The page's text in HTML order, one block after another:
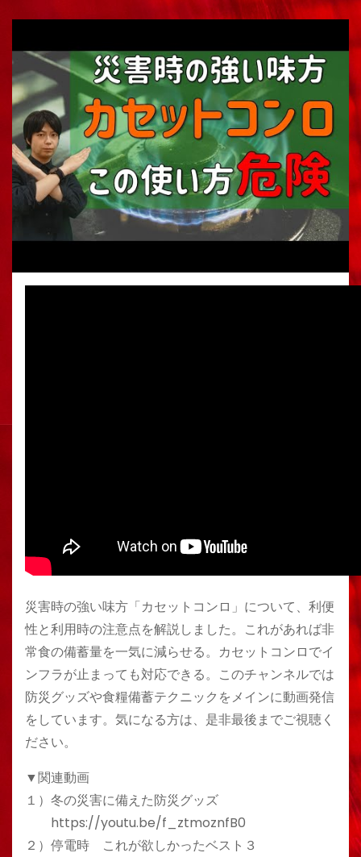
災害時の強い味方「カセットコンロ」について、利便
性と利用時の注意点を解説しました。これがあれば非
常食の備蓄量を一気に減らせる。カセットコンロでイ
ンフラが止まっても対応できる。このチャンネルでは
防災グッズや食糧備蓄テクニックをメインに動画発信
をしています。気になる方は、是非最後までご視聴く
ださい。
▼関連動画
１）冬の災害に備えた防災グッズ
https://youtu.be/f_ztmoznfB0
２）停電時 これが欲しかったベスト３